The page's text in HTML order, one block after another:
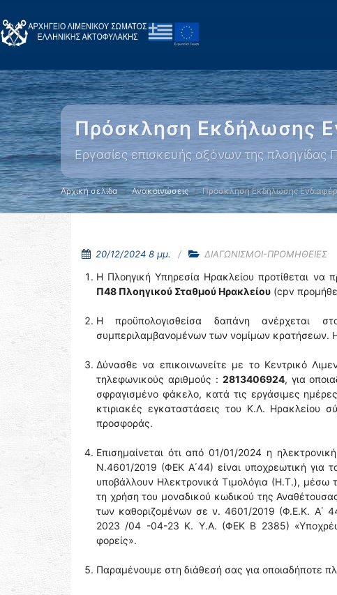
Πρόσκληση Εκδήλωσης
Εργασίες επισκευής αξόνων της
Αρχική σελίδα Ανακοινώσεις Πρόσκληση Εκδήλωσης
20/12/2024 8 μμ. ΔΙΑΓΩΝΙΣΜΟΙ-ΠΡΟΜΗΘΕΙΕΣ
Η Πλοηγική Υπηρεσία Ηρακλείου προτίθεται να
Π48 Πλοηγικού Σταθμού Ηρακλείου (cpv
Η προϋπολογισθείσα δαπάνη ανέρχεται
συμπεριλαμβανομένων των νομίμων κρατήσεων.
Δύνασθε να επικοινωνείτε με το Κεντρικό
τηλεφωνικούς αριθμούς : 2813406924, για
σφραγισμένο φάκελο, κατά τις εργάσιμες
κτιριακές εγκαταστάσεις του Κ.Λ. Ηρακλείου
προσφοράς.
Επισημαίνεται ότι από 01/01/2024 η
Ν.4601/2019 (ΦΕΚ Α΄44) είναι υποχρεωτική για
υποβάλλουν Ηλεκτρονικά Τιμολόγια (Η.Τ.), μέσω
τη χρήση του μοναδικού κωδικού της
των καθοριζομένων σε ν. 4601/2019 (Φ.Ε.Κ. Α΄
2023 /04 -04-23 Κ. Υ.Α. (ΦΕΚ Β 2385)
φορείς».
Παραμένουμε στη διάθεσή σας για οποιαδήποτε